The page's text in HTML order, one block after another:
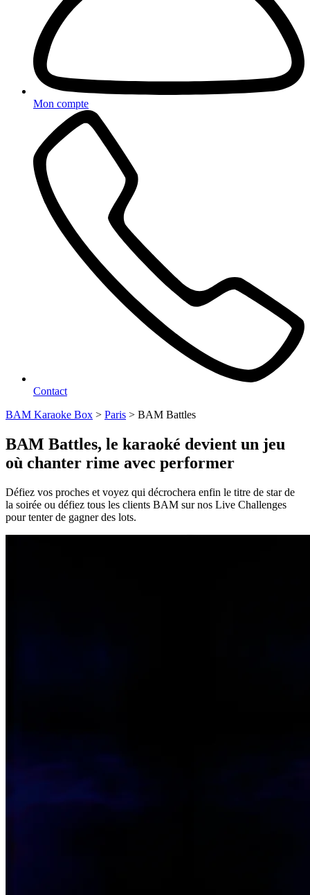
Mon compte
Contact
BAM Karaoke Box > Paris > BAM Battles
BAM Battles, le karaoké devient un jeu
où chanter rime avec performer
Défiez vos proches et voyez qui décrochera enfin le titre de star de
la soirée ou défiez tous les clients BAM sur nos Live Challenges
pour tenter de gagner des lots.